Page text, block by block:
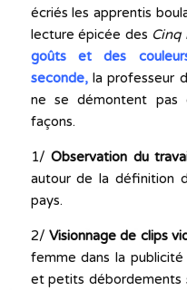
écriés les apprentis
lecture épicée des Cinq
goûts et des
seconde, la professeur
ne se démontent pas
façons.
1/Observation du
autour de la définition
pays.
2/ Visionnage de clips
femme dans la publicité
et petits débordements